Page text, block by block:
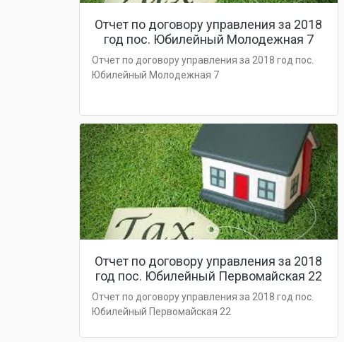
Отчет по договору управления за 2018
год пос. Юбилейный Молодежная 7
Отчет по договору управления за 2018 год пос.
Юбилейный Молодежная 7
Отчет по договору управления за 2018
год пос. Юбилейный Первомайская 22
Отчет по договору управления за 2018 год пос.
Юбилейный Первомайская 22